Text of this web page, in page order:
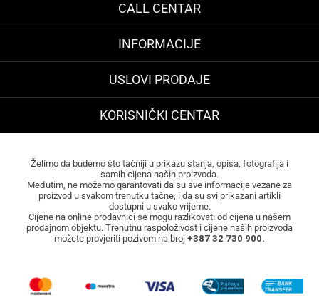
CALL CENTAR
INFORMACIJE
USLOVI PRODAJE
KORISNIČKI CENTAR
Želimo da budemo što tačniji u prikazu stanja, opisa, fotografija i
samih cijena naših proizvoda.
Međutim, ne možemo garantovati da su sve informacije vezane za
proizvod u svakom trenutku tačne, i da su svi prikazani artikli
dostupni u svako vrijeme.
Cijene na online prodavnici se mogu razlikovati od cijena u našem
prodajnom objektu. Trenutnu raspoloživost i cijene naših proizvoda
možete provjeriti pozivom na broj +387 32 730 900.